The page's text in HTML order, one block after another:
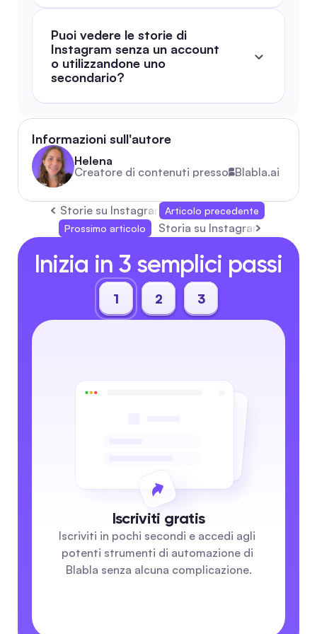
Puoi vedere le storie di
Instagram senza un account
o utilizzandone uno
secondario?
Informazioni sull'autore
Helena
Creatore di contenuti presso Blabla.ai
Storie su Instagram: Guida Completa 2026
Articolo precedente
Prossimo articolo
Storia su Instagram: Guida
Inizia in 3 semplici passi
1 2 3
Iscriviti gratis
Iscriviti in pochi secondi e accedi agli
potenti strumenti di automazione di
Blabla senza alcuna complicazione.